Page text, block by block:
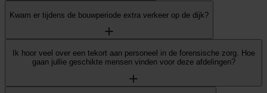
Kwam er tijdens de bouwperiode extra verkeer op de dijk?
Ik hoor veel over een tekort aan personeel in de forensische zorg. Hoe
gaan jullie geschikte mensen vinden voor deze afdelingen?